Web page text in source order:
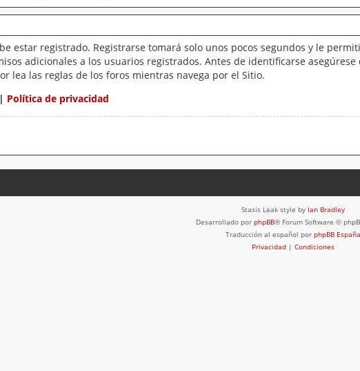
estar registrado. Registrarse tomará solo unos pocos segundos y le
adicionales a los usuarios registrados. Antes de identificarse
lea las reglas de los foros mientras navega por el Sitio.
| Política de privacidad
Stasis Leak style by Ian Bradley
Desarrollado por phpBB® Forum Software ©
Traducción al español por phpBB España
Privacidad | Condiciones